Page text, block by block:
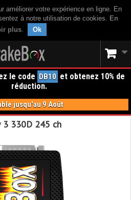
améliorer votre expérience en ligne. En
à notre utilisation de cookies. En
plus. Ok
le code DB10 et obtenez 10% de
réduction.
jusqu'au 9 Août
330D 245 ch